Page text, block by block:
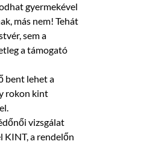
gyermekével
más nem! Tehát
sem a
a támogató
bent lehet a
rokon kint
vizsgálat
KINT, a rendelőn